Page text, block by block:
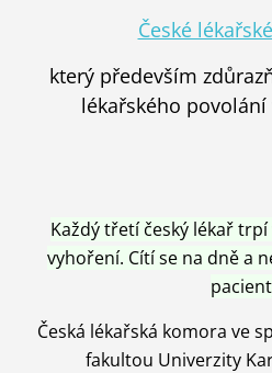
České
který především
lékařského
Každý třetí český lékař
vyhoření. Cítí se na dně a
Česká lékařská komora ve
fakultou Univerzity